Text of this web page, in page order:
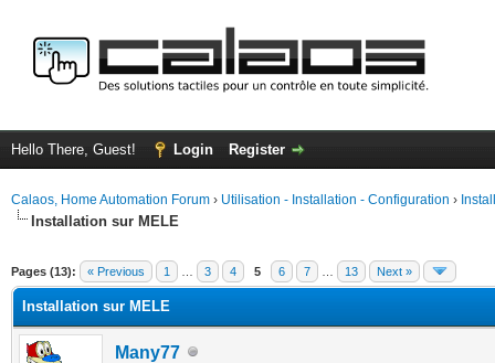
Hello There, Guest! Login Register
Calaos, Home Automation Forum › Utilisation - Installation - Configuration ›
Installation sur MELE
Pages (13): « Previous 1 3 4 5 6 7 13 Next »
Installation sur MELE
Many77